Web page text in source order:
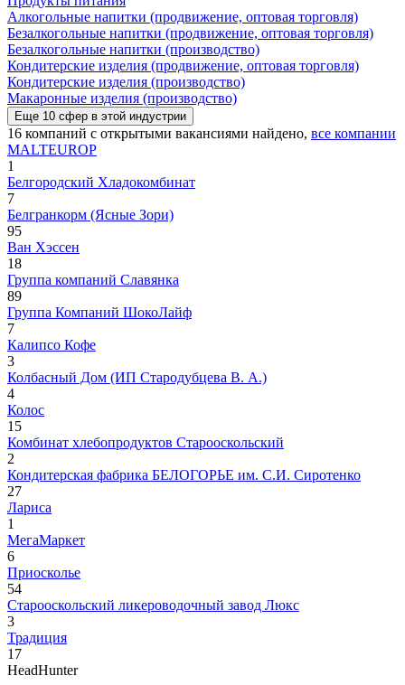
Алкогольные напитки (продвижение, оптовая торговля)
Безалкогольные напитки (продвижение, оптовая торговля)
Безалкогольные напитки (производство)
Кондитерские изделия (продвижение, оптовая торговля)
Кондитерские изделия (производство)
Макаронные изделия (производство)
Еще 10 сфер в этой индустрии
16 компаний с открытыми вакансиями найдено, все компании
MALTEUROP
1
Белгородский Хладокомбинат
7
Белгранкорм (Ясные Зори)
95
Ван Хэссен
18
Группа компаний Славянка
89
Группа Компаний ШокоЛайф
7
Калипсо Кофе
3
Колбасный Дом (ИП Стародубцева В. А.)
4
Колос
15
Комбинат хлебопродуктов Старооскольский
2
Кондитерская фабрика БЕЛОГОРЬЕ им. С.И. Сиротенко
27
Лариса
1
МегаМаркет
6
Приосколье
54
Старооскольский ликероводочный завод Люкс
3
Традиция
17
HeadHunter